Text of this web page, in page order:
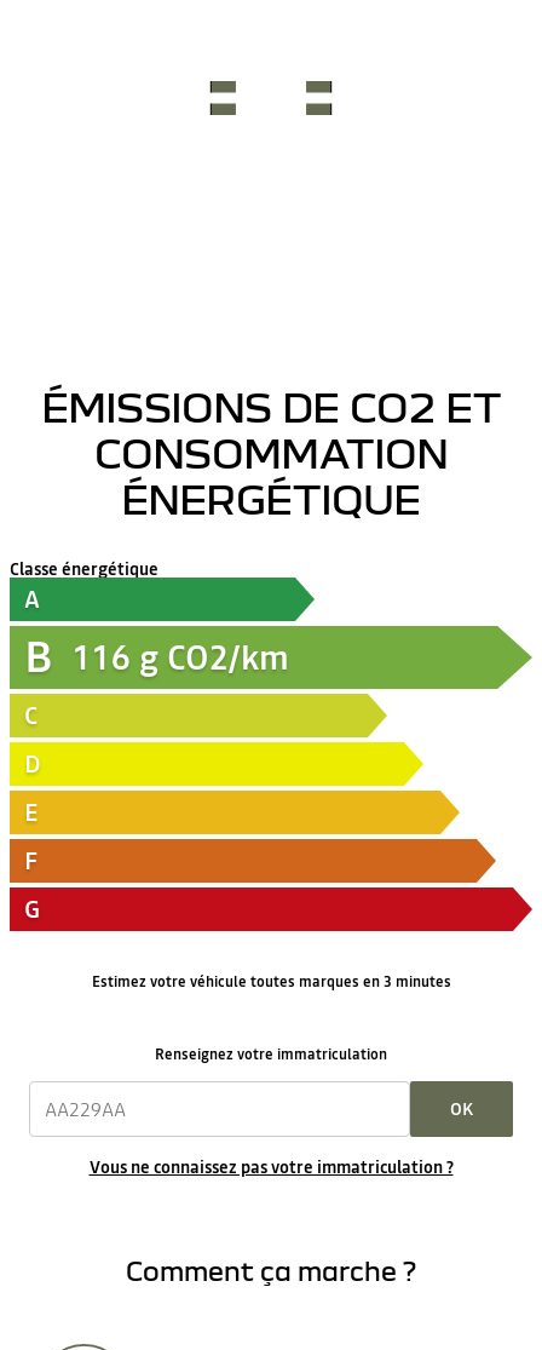
ÉMISSIONS DE CO2 ET
CONSOMMATION
ÉNERGÉTIQUE
Classe énergétique
A
B 116 g CO2/km
C
D
E
F
G
Estimez votre véhicule toutes marques en 3 minutes
Renseignez votre immatriculation
OK
Vous ne connaissez pas votre immatriculation ?
Comment ça marche ?